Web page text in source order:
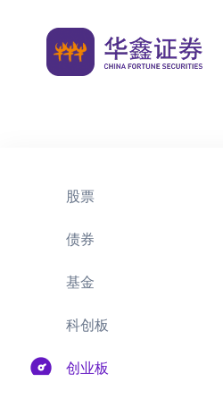
股票
债券
基金
科创板
创业板